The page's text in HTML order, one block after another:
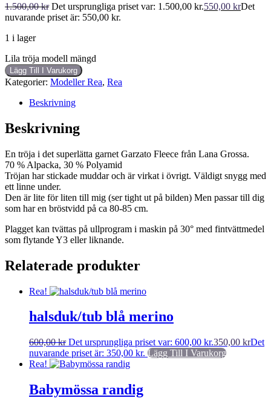
1.500,00kr Det ursprungliga priset var: 1.500,00 kr.550,00 krDet
nuvarande priset är: 550,00 kr.
1 i lager
Lila tröja modell mängd
Lägg Till I Varukorg
Kategorier: Modeller Rea, Rea
Beskrivning
Beskrivning
En tröja i det superlätta garnet Garzato Fleece från Lana Grossa.
70 % Alpacka, 30 % Polyamid
Tröjan har stickade muddar och är virkat i övrigt. Väldigt snygg med
ett linne under.
Den är lite för liten till mig (ser tight ut på bilden) Men passar till dig
som har en bröstvidd på ca 80-85 cm.
Plagget kan tvättas på ullprogram i maskin på 30° med fintvättmedel
som flytande Y3 eller liknande.
Relaterade produkter
Rea!
halsduk/tub blå merino
600,00kr Det ursprungliga priset var: 600,00 kr.350,00 krDet
nuvarande priset är: 350,00 kr. Lägg Till I Varukorg
Rea!
Babymössa randig